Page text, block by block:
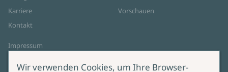
Facebook
LinkedIn
Wir verwenden Cookies, um Ihre Browser-